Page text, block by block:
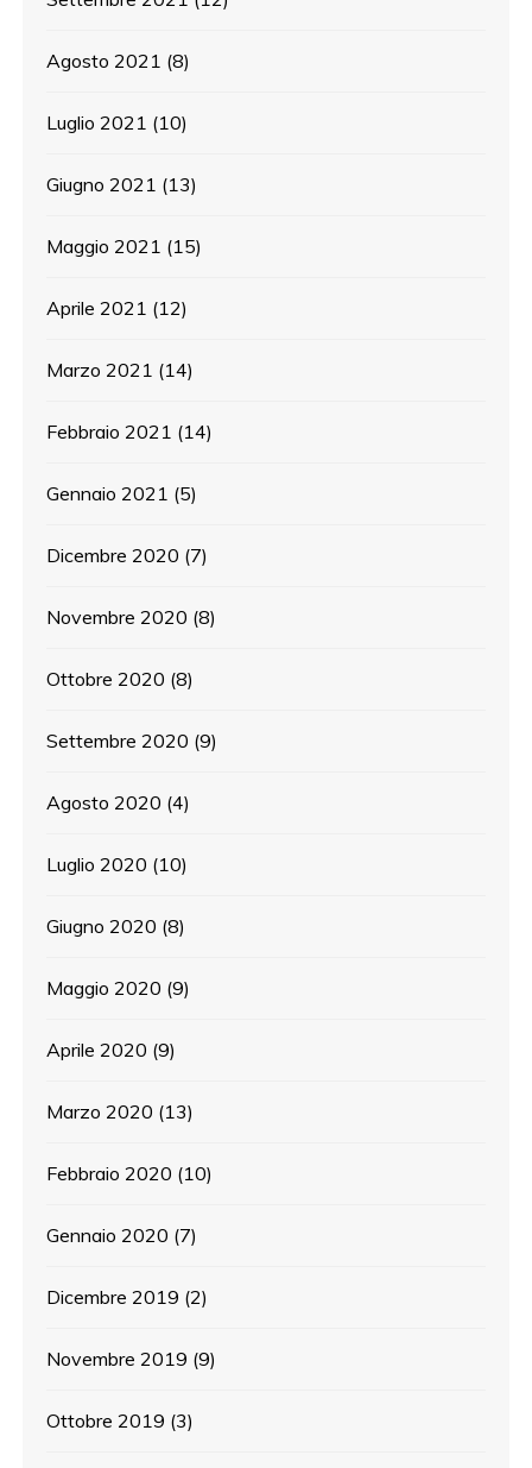
Agosto 2021 (8)
Luglio 2021 (10)
Giugno 2021 (13)
Maggio 2021 (15)
Aprile 2021 (12)
Marzo 2021 (14)
Febbraio 2021 (14)
Gennaio 2021 (5)
Dicembre 2020 (7)
Novembre 2020 (8)
Ottobre 2020 (8)
Settembre 2020 (9)
Agosto 2020 (4)
Luglio 2020 (10)
Giugno 2020 (8)
Maggio 2020 (9)
Aprile 2020 (9)
Marzo 2020 (13)
Febbraio 2020 (10)
Gennaio 2020 (7)
Dicembre 2019 (2)
Novembre 2019 (9)
Ottobre 2019 (3)